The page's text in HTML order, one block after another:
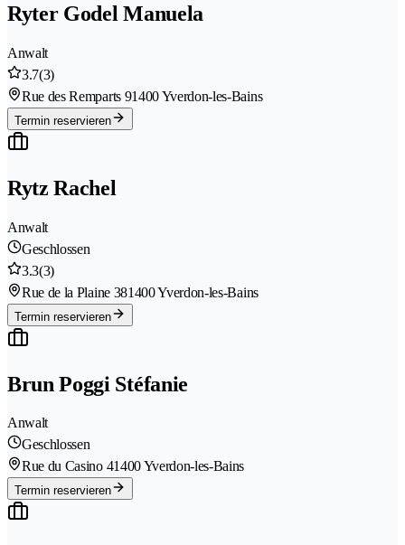
Ryter Godel Manuela
Anwalt
3.7(3)
Rue des Remparts 91400 Yverdon-les-Bains
Termin reservieren
Rytz Rachel
Anwalt
Geschlossen
3.3(3)
Rue de la Plaine 381400 Yverdon-les-Bains
Termin reservieren
Brun Poggi Stéfanie
Anwalt
Geschlossen
Rue du Casino 41400 Yverdon-les-Bains
Termin reservieren